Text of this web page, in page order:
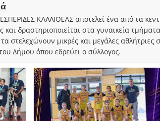
ΚΑΛΛΙΘΕΑΣ αποτελεί ένα από τα
και δραστηριοποιείται στα γυναικεία
στελεχώνουν μικρές και μεγάλες
Δήμου όπου εδρεύει ο σύλλογος.